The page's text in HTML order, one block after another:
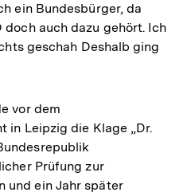
ein Bundesbürger, da
auch dazu gehört. Ich
geschah Deshalb ging
vor dem
in Leipzig die Klage „Dr.
Prüfung zur
und ein Jahr später